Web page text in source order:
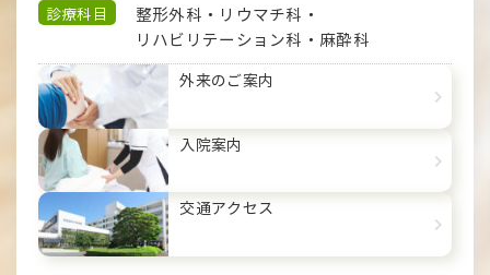
診療科目
整形外科・リウマチ科・
リハビリテーション科・ 麻酔科
外来のご案内
入院案内
交通アクセス